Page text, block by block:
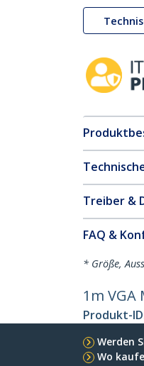
Treiber &
FAQ &
* Größe,
1m VGA
Produkt-
Werden
Wo